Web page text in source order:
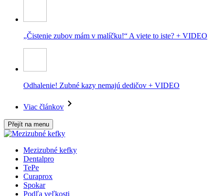
„Čistenie zubov mám v malíčku!“ A viete to iste? + VIDEO
Odhalenie! Zubné kazy nemajú dedičov + VIDEO
Viac článkov
Přejít na menu
Mezizubné kefky
Dentalpro
TePe
Curaprox
Spokar
Podľa veľkosti